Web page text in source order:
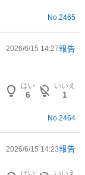
No.2465
2026/6/15 14:27報告
はい
6
いいえ
1
No. 2464
2026/6/15 14:23報告
はい いいえ